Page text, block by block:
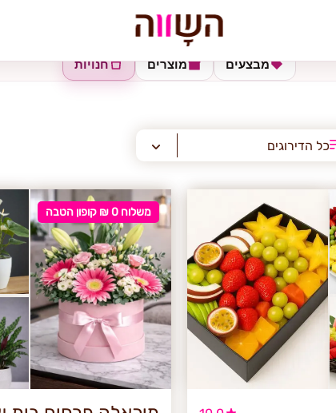
חנויות מוצרים מבצעים
כל הדירוגים
משלוח 0 ₪ קופון הטבה